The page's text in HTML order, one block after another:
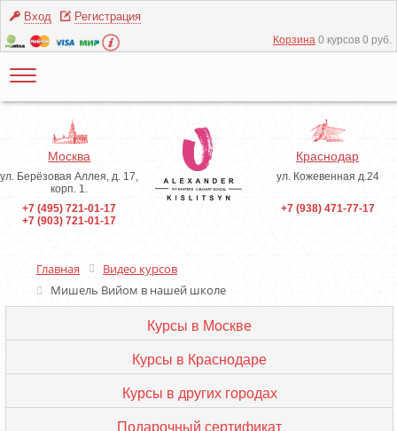
Вход Регистрация
Корзина 0 курсов 0 руб.
Москва
ул. Берёзовая Аллея, д. 17,
корп. 1.
+7 (495) 721-01-17
+7 (903) 721-01-17
Краснодар
ул. Кожевенная д.24
+7 (938) 471-77-17
Главная
Видео курсов
Мишель Вийом в нашей школе
Курсы в Москве
Курсы в Краснодаре
Курсы в других городах
Подарочный сертификат